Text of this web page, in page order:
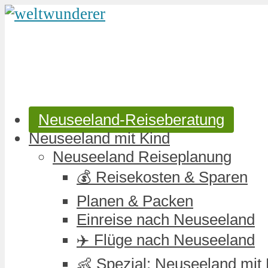
Neuseeland-Reiseberatung
Neuseeland mit Kind
Neuseeland Reiseplanung
💰 Reisekosten & Sparen
Planen & Packen
Einreise nach Neuseeland
✈️ Flüge nach Neuseeland
👶 Spezial: Neuseeland mit